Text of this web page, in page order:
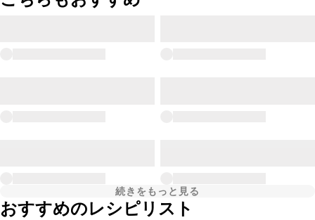
続きをもっと見る
おすすめのレシピリスト